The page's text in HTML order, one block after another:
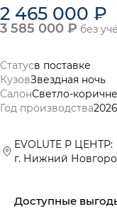
2 465 000 ₽
3 585 000 ₽ без
Статусв поставке
КузовЗвездная ночь
СалонСветло-
Год производства2026
EVOLUTE Р ЦЕНТР:
г. Нижний
Доступные